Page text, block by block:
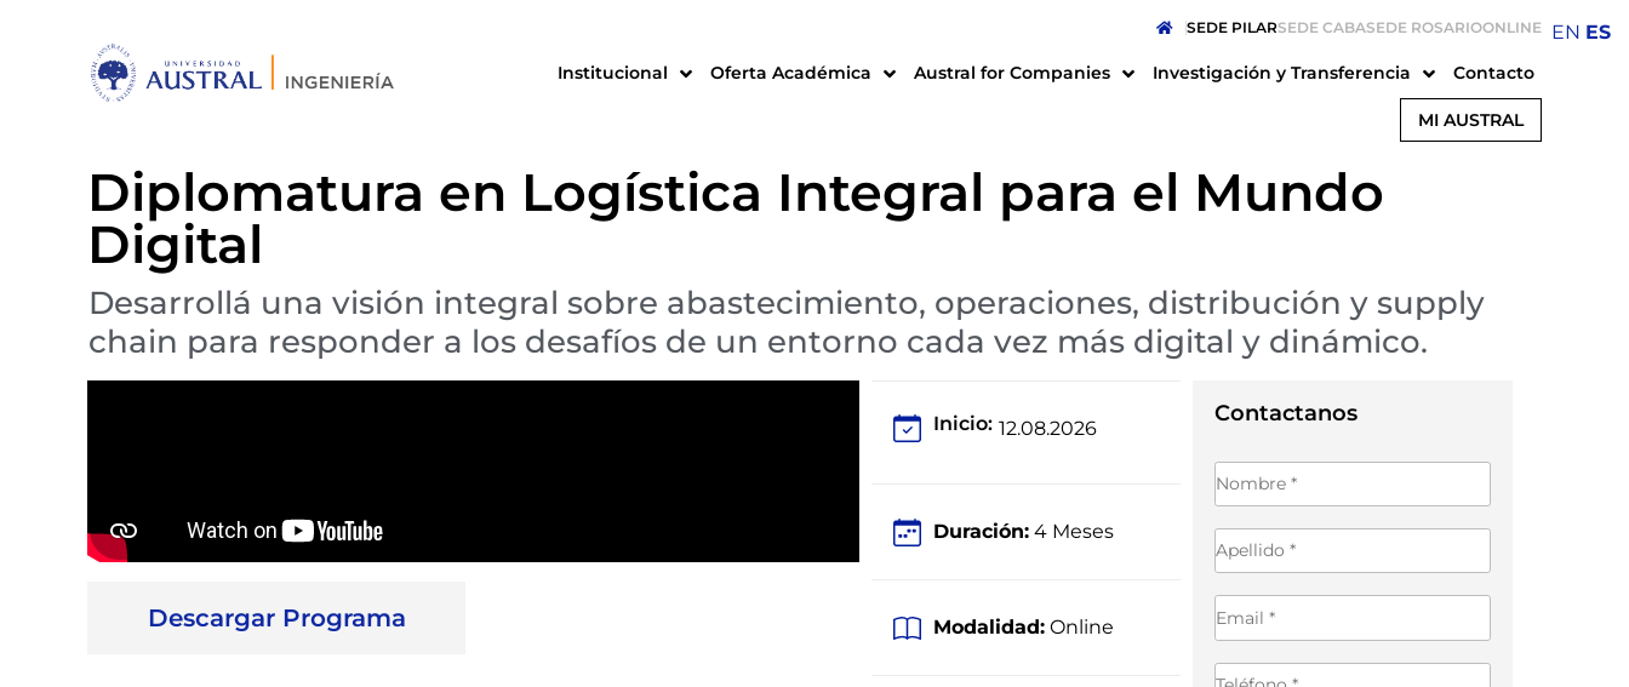
SEDE PILARSEDE CABASEDE ROSARIOONLINE
Institucional Oferta Académica Austral for Companies Investigación y Transferencia Contacto
MI AUSTRAL
Diplomatura en Logística Integral para el Mundo
Digital
Desarrollá una visión integral sobre abastecimiento, operaciones, distribución y supply
chain para responder a los desafíos de un entorno cada vez más digital y dinámico.
Descargar Programa
Inicio: 12.08.2026
Duración: 4 Meses
Modalidad: Online
Contactanos
EN ES